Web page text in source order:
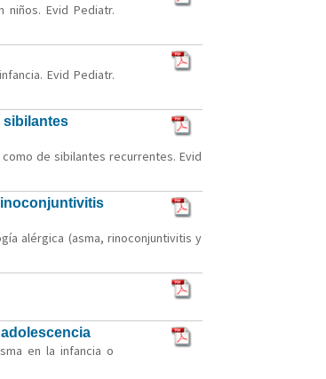
niños. Evid Pediatr.
Evid Pediatr.
sibilantes
de sibilantes recurrentes. Evid
alérgica (asma, rinoconjuntivitis y
en la infancia o